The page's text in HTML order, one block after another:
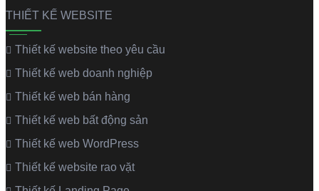
THIẾT KẾ WEBSITE
Thiết kế website theo yêu cầu
Thiết kế web doanh nghiệp
Thiết kế web bán hàng
Thiết kế web bất động sản
Thiết kế web WordPress
Thiết kế website rao vặt